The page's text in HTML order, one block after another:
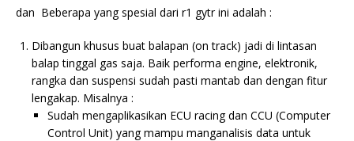
dan Beberapa yang spesial dari r1 gytr ini adalah :
Dibangun khusus buat balapan (on track) jadi di lintasan
balap tinggal gas saja. Baik performa engine, elektronik,
rangka dan suspensi sudah pasti mantab dan dengan fitur
lengakap. Misalnya :
Sudah mengaplikasikan ECU racing dan CCU (Computer
Control Unit) yang mampu manganalisis data untuk